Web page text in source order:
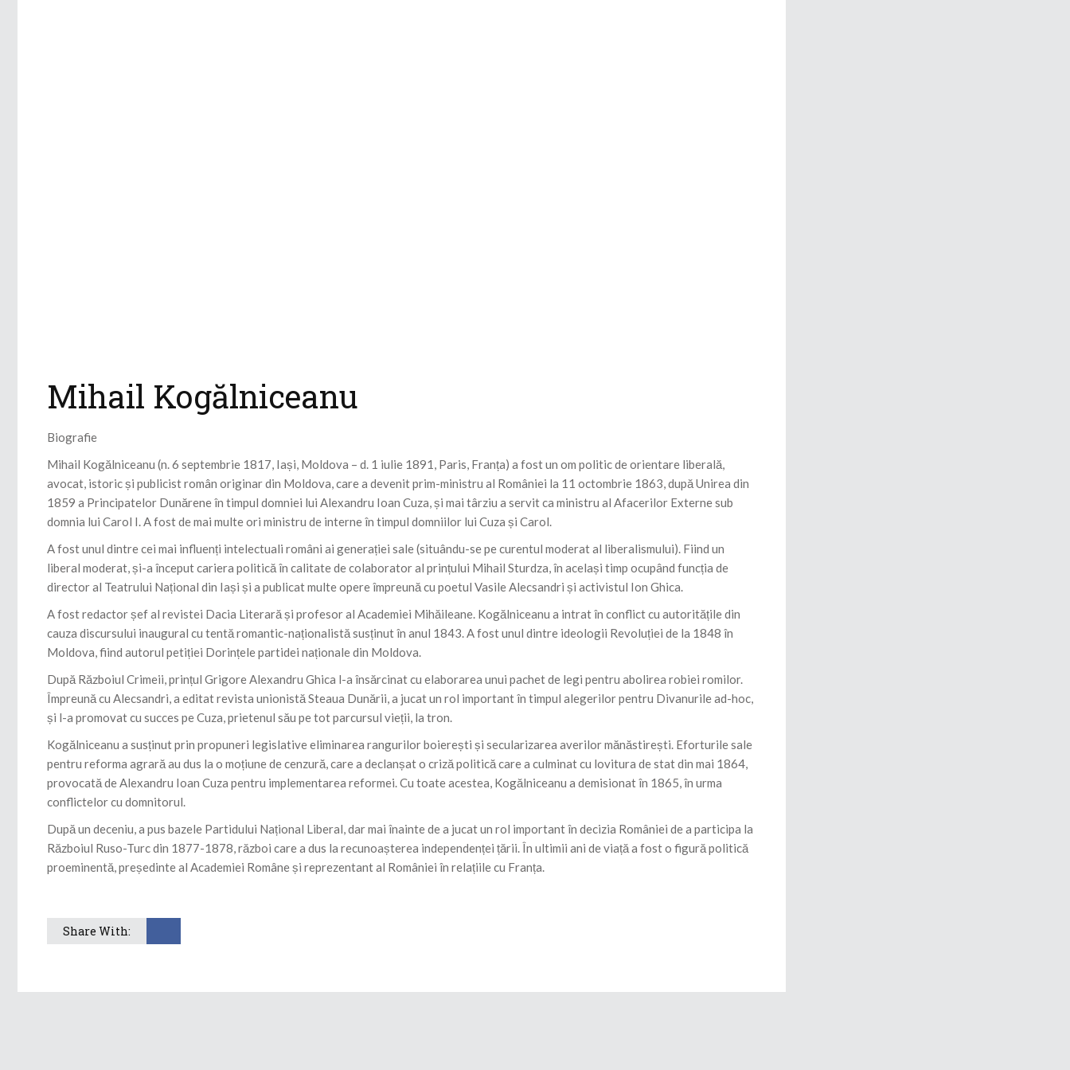
Mihail Kogălniceanu
Biografie
Mihail Kogălniceanu (n. 6 septembrie 1817, Iași, Moldova – d. 1 iulie 1891, Paris, Franța) a fost un om politic de orientare liberală,
avocat, istoric și publicist român originar din Moldova, care a devenit prim-ministru al României la 11 octombrie 1863, după Unirea din
1859 a Principatelor Dunărene în timpul domniei lui Alexandru Ioan Cuza, și mai târziu a servit ca ministru al Afacerilor Externe sub
domnia lui Carol I. A fost de mai multe ori ministru de interne în timpul domniilor lui Cuza și Carol.
A fost unul dintre cei mai influenți intelectuali români ai generației sale (situându-se pe curentul moderat al liberalismului). Fiind un
liberal moderat, și-a început cariera politică în calitate de colaborator al prințului Mihail Sturdza, în același timp ocupând funcția de
director al Teatrului Național din Iași și a publicat multe opere împreună cu poetul Vasile Alecsandri și activistul Ion Ghica.
A fost redactor șef al revistei Dacia Literară și profesor al Academiei Mihăileane. Kogălniceanu a intrat în conflict cu autoritățile din
cauza discursului inaugural cu tentă romantic-naționalistă susținut în anul 1843. A fost unul dintre ideologii Revoluției de la 1848 în
Moldova, fiind autorul petiției Dorințele partidei naționale din Moldova.
După Războiul Crimeii, prințul Grigore Alexandru Ghica l-a însărcinat cu elaborarea unui pachet de legi pentru abolirea robiei romilor.
Împreună cu Alecsandri, a editat revista unionistă Steaua Dunării, a jucat un rol important în timpul alegerilor pentru Divanurile ad-hoc,
și l-a promovat cu succes pe Cuza, prietenul său pe tot parcursul vieții, la tron.
Kogălniceanu a susținut prin propuneri legislative eliminarea rangurilor boierești și secularizarea averilor mănăstirești. Eforturile sale
pentru reforma agrară au dus la o moțiune de cenzură, care a declanșat o criză politică care a culminat cu lovitura de stat din mai 1864,
provocată de Alexandru Ioan Cuza pentru implementarea reformei. Cu toate acestea, Kogălniceanu a demisionat în 1865, în urma
conflictelor cu domnitorul.
După un deceniu, a pus bazele Partidului Național Liberal, dar mai înainte de a jucat un rol important în decizia României de a participa la
Războiul Ruso-Turc din 1877-1878, război care a dus la recunoașterea independenței țării. În ultimii ani de viață a fost o figură politică
proeminentă, președinte al Academiei Române și reprezentant al României în relațiile cu Franța.
Share With: